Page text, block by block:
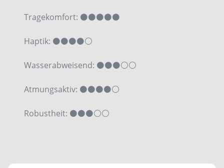
Tragekomfort: ⚫⚫⚫⚫⚫
Haptik: ⚫⚫⚫⚫⚪
Wasserabweisend: ⚫⚫⚫⚪⚪
Atmungsaktiv: ⚫⚫⚫⚫⚪
Robustheit: ⚫⚫⚫⚪⚪